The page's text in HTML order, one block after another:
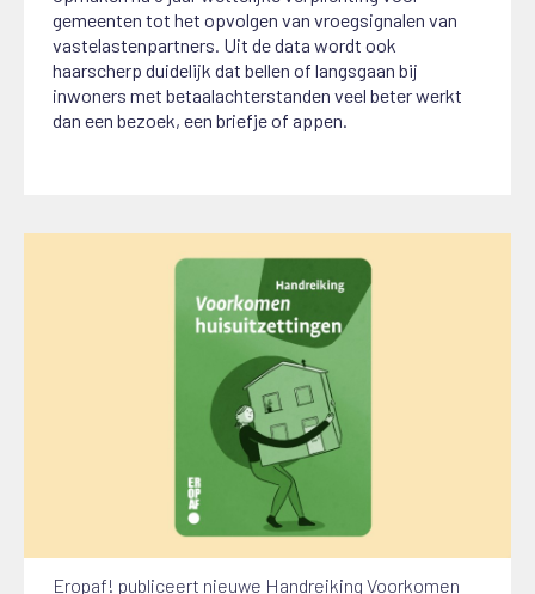
gemeenten tot het opvolgen van vroegsignalen van
vastelastenpartners. Uit de data wordt ook
haarscherp duidelijk dat bellen of langsgaan bij
inwoners met betaalachterstanden veel beter werkt
dan een bezoek, een briefje of appen.
Eropaf! publiceert nieuwe Handreiking Voorkomen